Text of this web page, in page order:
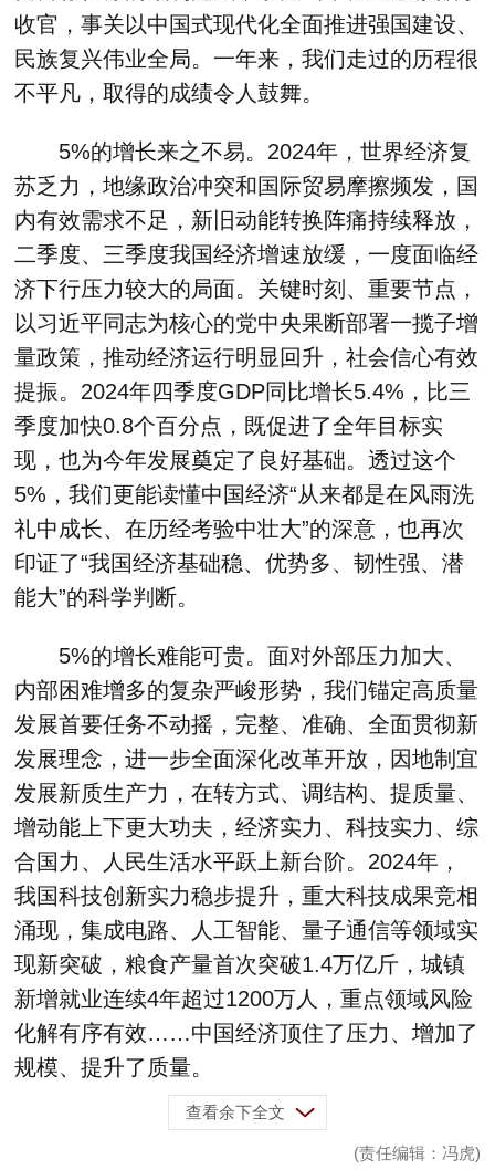
收官，事关以中国式现代化全面推进强国建设、
民族复兴伟业全局。一年来，我们走过的历程很
不平凡，取得的成绩令人鼓舞。
5%的增长来之不易。2024年，世界经济复
苏乏力，地缘政治冲突和国际贸易摩擦频发，国
内有效需求不足，新旧动能转换阵痛持续释放，
二季度、三季度我国经济增速放缓，一度面临经
济下行压力较大的局面。关键时刻、重要节点，
以习近平同志为核心的党中央果断部署一揽子增
量政策，推动经济运行明显回升，社会信心有效
提振。2024年四季度GDP同比增长5.4%，比三
季度加快0.8个百分点，既促进了全年目标实
现，也为今年发展奠定了良好基础。透过这个
5%，我们更能读懂中国经济“从来都是在风雨洗
礼中成长、在历经考验中壮大”的深意，也再次
印证了“我国经济基础稳、优势多、韧性强、潜
能大”的科学判断。
5%的增长难能可贵。面对外部压力加大、
内部困难增多的复杂严峻形势，我们锚定高质量
发展首要任务不动摇，完整、准确、全面贯彻新
发展理念，进一步全面深化改革开放，因地制宜
发展新质生产力，在转方式、调结构、提质量、
增动能上下更大功夫，经济实力、科技实力、综
合国力、人民生活水平跃上新台阶。2024年，
我国科技创新实力稳步提升，重大科技成果竞相
涌现，集成电路、人工智能、量子通信等领域实
现新突破，粮食产量首次突破1.4万亿斤，城镇
新增就业连续4年超过1200万人，重点领域风险
化解有序有效……中国经济顶住了压力、增加了
规模、提升了质量。
查看余下全文
(责任编辑：冯虎)